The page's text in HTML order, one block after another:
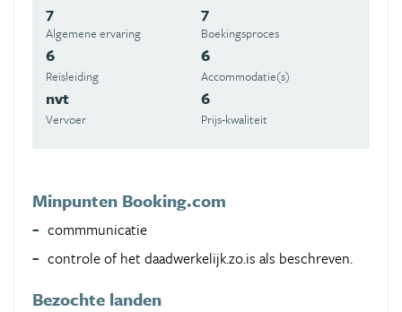
7
Algemene ervaring
7
Boekingsproces
6
Reisleiding
6
Accommodatie(s)
nvt
Vervoer
6
Prijs-kwaliteit
Minpunten Booking.com
commmunicatie
controle of het daadwerkelijk.zo.is als beschreven.
Bezochte landen